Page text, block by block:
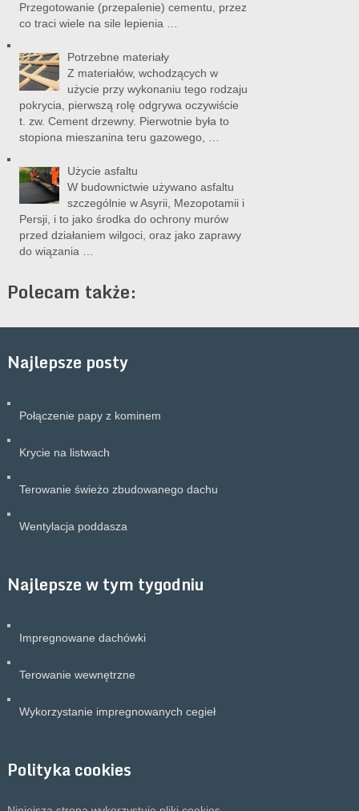
Przegotowanie (przepalenie) cementu, przez
co traci wiele na sile lepienia …
Potrzebne materiały
Z materiałów, wchodzących w
użycie przy wykonaniu tego rodzaju
pokrycia, pierwszą rolę odgrywa oczywiście
t. zw. Cement drzewny. Pierwotnie była to
stopiona mieszanina teru gazowego, …
Użycie asfaltu
W budownictwie używano asfaltu
szczególnie w Asyrii, Mezopotamii i
Persji, i to jako środka do ochrony murów
przed działaniem wilgoci, oraz jako zaprawy
do wiązania …
Polecam także:
Najlepsze posty
Połączenie papy z kominem
Krycie na listwach
Terowanie świeżo zbudowanego dachu
Wentylacja poddasza
Najlepsze w tym tygodniu
Impregnowane dachówki
Terowanie wewnętrzne
Wykorzystanie impregnowanych cegieł
Polityka cookies